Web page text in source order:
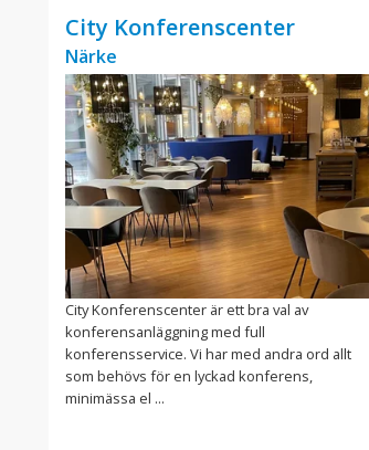
City Konferenscenter
Närke
City Konferenscenter är ett bra val av
konferensanläggning med full
konferensservice. Vi har med andra ord allt
som behövs för en lyckad konferens,
minimässa el ...